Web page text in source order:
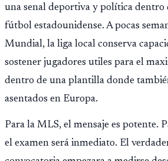
una senal deportiva y política dentro
fútbol estadounidense. A pocas
Mundial, la liga local conserva
sostener jugadores utiles para el
dentro de una plantilla donde
asentados en Europa.
Para la MLS, el mensaje es potente.
el examen será inmediato. El